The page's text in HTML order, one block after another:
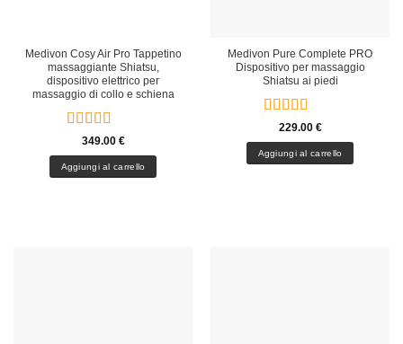
Medivon Cosy Air Pro Tappetino
massaggiante Shiatsu,
dispositivo elettrico per
massaggio di collo e schiena
Valutato5
su 5
349.00 €
Aggiungi al carrello
Medivon Pure Complete PRO
Dispositivo per massaggio
Shiatsu ai piedi
Valutato5
su 5
229.00 €
Aggiungi al carrello